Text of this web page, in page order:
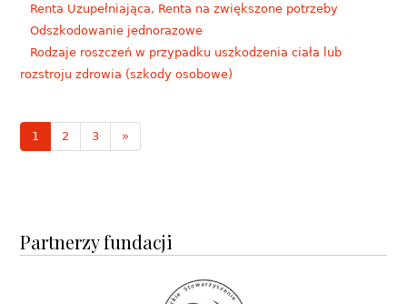
Renta Uzupełniająca, Renta na zwiększone potrzeby
Odszkodowanie jednorazowe
Rodzaje roszczeń w przypadku uszkodzenia ciała lub
rozstroju zdrowia (szkody osobowe)
1 2 3 »
Partnerzy fundacji